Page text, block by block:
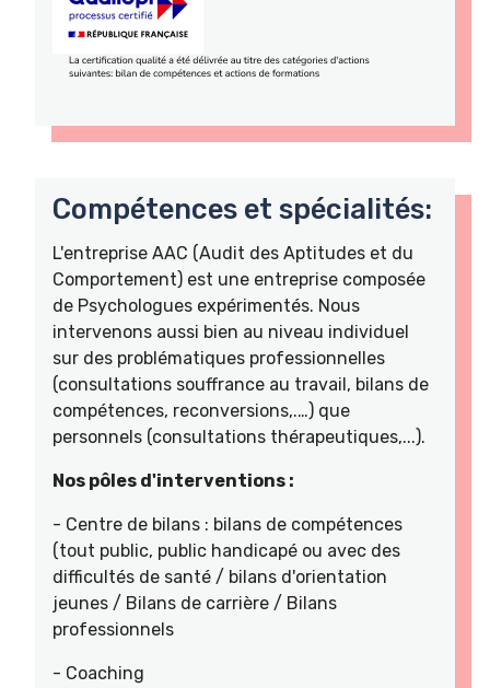
Compétences et spécialités:
L'entreprise AAC (Audit des Aptitudes et du
Comportement) est une entreprise composée
de Psychologues expérimentés. Nous
intervenons aussi bien au niveau individuel
sur des problématiques professionnelles
(consultations souffrance au travail, bilans de
compétences, reconversions,.…) que
personnels (consultations thérapeutiques,...).
Nos pôles d'interventions :
- Centre de bilans : bilans de compétences
(tout public, public handicapé ou avec des
difficultés de santé / bilans d'orientation
jeunes / Bilans de carrière / Bilans
professionnels
- Coaching